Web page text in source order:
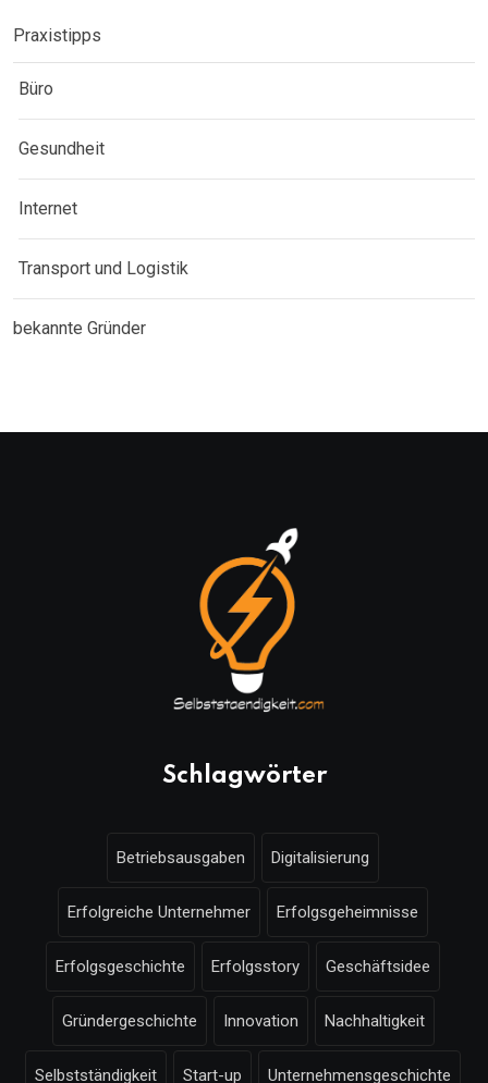
Praxistipps
Büro
Gesundheit
Internet
Transport und Logistik
bekannte Gründer
Schlagwörter
Betriebsausgaben Digitalisierung
Erfolgreiche Unternehmer Erfolgsgeheimnisse
Erfolgsgeschichte Erfolgsstory Geschäftsidee
Gründergeschichte Innovation Nachhaltigkeit
Selbstständigkeit Start-up Unternehmensgeschichte